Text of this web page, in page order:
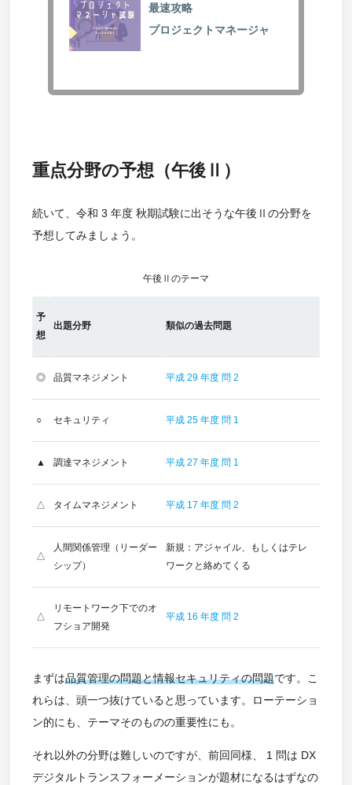
最速攻略
プロジェクトマネージャ
重点分野の予想（午後Ⅱ）
続いて、令和 3 年度 秋期試験に出そうな午後Ⅱの分野を
予想してみましょう。
午後Ⅱのテーマ
予
想
出題分野 類似の過去問題
◎ 品質マネジメント 平成 29 年度 問 2
○ セキュリティ 平成 25 年度 問 1
▲ 調達マネジメント 平成 27 年度 問 1
△ タイムマネジメント 平成 17 年度 問 2
△
人間関係管理（リーダー
シップ）
新規：アジャイル、もしくはテレ
ワークと絡めてくる
△
リモートワーク下でのオ
フショア開発
平成 16 年度 問 2
まずは品質管理の問題と情報セキュリティの問題です。こ
れらは、頭一つ抜けていると思っています。ローテーショ
ン的にも、テーマそのものの重要性にも。
それ以外の分野は難しいのですが、前回同様、 1 問は DX
デジタルトランスフォーメーションが題材になるはずなの